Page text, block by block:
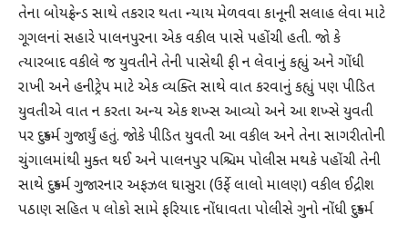
તેના બોયફ્રેન્ડ સાથે તકરાર થતા ન્યાય મેળવવા કાનૂની સલાહ લેવા માટે
ગૂગલનાં સહારે પાલનપુરના એક વકીલ પાસે પહોંચી હતી. જાે કે
ત્યારબાદ વકીલે જ યુવતીને તેની પાસેથી ફી ન લેવાનું કહ્યું અને ગોંધી
રાખી અને હનીટ્રેપ માટે એક વ્યક્તિ સાથે વાત કરવાનું કહ્યું પણ પીડિત
યુવતીએ વાત ન કરતા અન્ય એક શખ્સ આવ્યો અને આ શખ્સે યુવતી
પર દુષ્કર્મ ગુજાર્યું હતું. જાેકે પીડિત યુવતી આ વકીલ અને તેના સાગરીતોની
ચુંગાલમાંથી મુક્ત થઈ અને પાલનપુર પશ્ચિમ પોલીસ મથકે પહોંચી તેની
સાથે દુષ્કર્મ ગુજારનાર અફઝલ ઘાસુરા (ઉર્ફે લાલો માલણ) વકીલ ઈદ્રીશ
પઠાણ સહિત ૫ લોકો સામે ફરિયાદ નોંધાવતા પોલીસે ગુનો નોંધી દુષ્કર્મ